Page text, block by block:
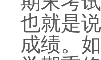
也就是
成绩。